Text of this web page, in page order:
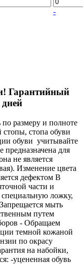
-
Гарантийный
дней
размеру и полноте
стопа обуви
обуви учитывайте
предназначена для
не является
Изменение цвета
дефектом В
части и
ложку,
мыть
путем
- Обращаем
темной кожаной
по окрасу
на набойки,
-уцененная обувь